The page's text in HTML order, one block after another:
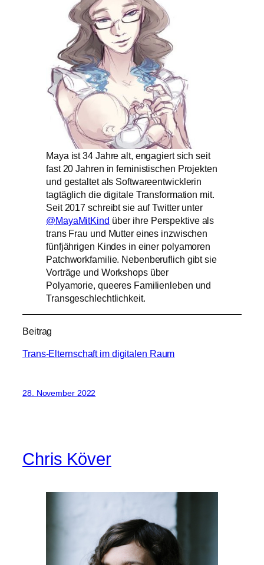
Maya ist 34 Jahre alt, engagiert sich seit
fast 20 Jahren in feministischen Projekten
und gestaltet als Softwareentwicklerin
tagtäglich die digitale Transformation mit.
Seit 2017 schreibt sie auf Twitter unter
@MayaMitKind über ihre Perspektive als
trans Frau und Mutter eines inzwischen
fünfjährigen Kindes in einer polyamoren
Patchworkfamilie. Nebenberuflich gibt sie
Vorträge und Workshops über
Polyamorie, queeres Familienleben und
Transgeschlechtlichkeit.
Beitrag
Trans-Elternschaft im digitalen Raum
28. November 2022
Chris Köver